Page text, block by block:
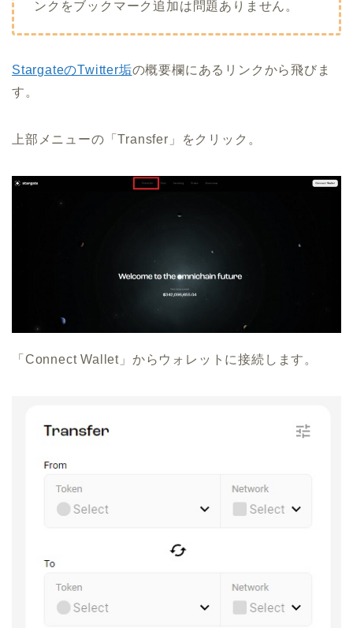
ンクをブックマーク追加は問題ありません。
StargateのTwitter垢の概要欄にあるリンクから飛びま
す。
上部メニューの「Transfer」をクリック。
「Connect Wallet」からウォレットに接続します。